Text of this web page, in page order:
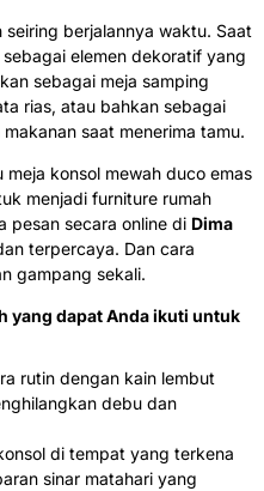
berjalannya waktu. Saat
elemen dekoratif yang
sebagai meja samping
rias, atau bahkan sebagai
saat menerima tamu.
konsol mewah duco emas
menjadi furniture rumah
pesan secara online di Dima
terpercaya. Dan cara
gampang sekali.
yang dapat Anda ikuti untuk
rutin dengan kain lembut
debu dan
di tempat yang terkena
sinar matahari yang